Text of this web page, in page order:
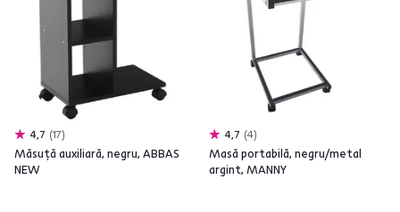
4,7 17
Măsuţă auxiliară, negru, ABBAS
NEW
4,7 4
Masă portabilă, negru/metal
argint, MANNY